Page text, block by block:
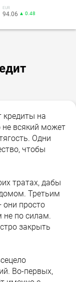
EUR
94.06 ▲ 0.48
кредиты на
всякий может
Одни
чтобы
тратах, дабы
Третьим
они просто
не по силам.
закрыть
Во-первых,